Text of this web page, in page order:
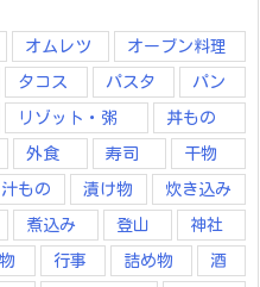
オムレツ オーブン料理
タコス パスタ パン
リゾット・粥 丼もの
外食 寿司 干物
汁もの 漬け物 炊き込み
煮込み 登山 神社
行事 詰め物 酒